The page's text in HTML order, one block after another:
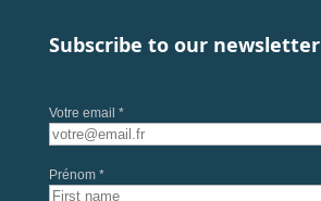
Subscribe to our newsletter
Votre email *
Prénom *